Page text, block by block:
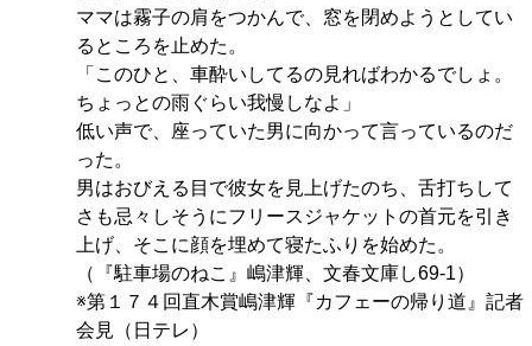
ママは霧子の肩をつかんで、窓を閉めようとしてい
るところを止めた。
「このひと、車酔いしてるの見ればわかるでしょ。
ちょっとの雨ぐらい我慢しなよ」
低い声で、座っていた男に向かって言っているのだ
った。
男はおびえる目で彼女を見上げたのち、舌打ちして
さも忌々しそうにフリースジャケットの首元を引き
上げ、そこに顔を埋めて寝たふりを始めた。
（『駐車場のねこ』嶋津輝、文春文庫し69-1）
※第１７４回直木賞嶋津輝『カフェーの帰り道』記者
会見（日テレ）